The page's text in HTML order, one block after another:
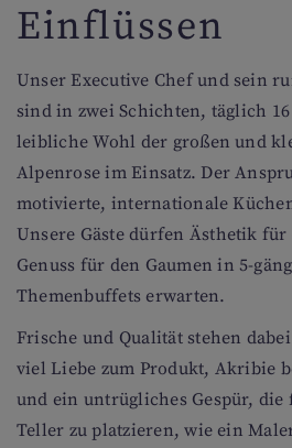
Einflüssen
Unser Executive Chef und sein
sind in zwei Schichten, täglich
leibliche Wohl der großen und
Alpenrose im Einsatz. Der
motivierte, internationale
Unsere Gäste dürfen Ästhetik für
Genuss für den Gaumen in 5-
Themenbuffets erwarten.
Frische und Qualität stehen
viel Liebe zum Produkt, Akribie
und ein untrügliches Gespür, die
Teller zu platzieren, wie ein